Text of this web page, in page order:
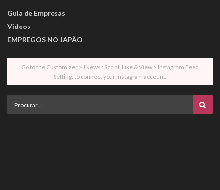
Guia de Empresas
Videos
EMPREGOS NO JAPÃO
Go to the Customizer > JNews : Social, Like & View > Instagram Feed
Setting, to connect your Instagram account.